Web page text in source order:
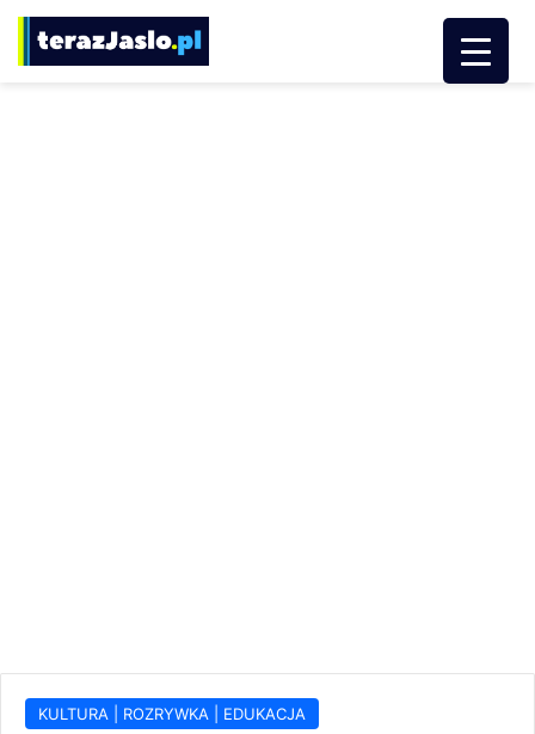
KULTURA | ROZRYWKA | EDUKACJA